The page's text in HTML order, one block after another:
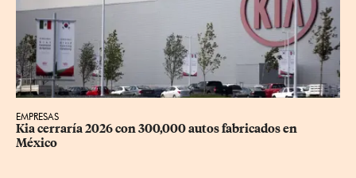
EMPRESAS
Kia cerraría 2026 con 300,000 autos fabricados en
México